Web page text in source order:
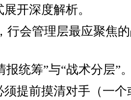
开深度解析。
行会管理层最应聚焦
报统筹”与“战术分层”
须提前摸清对手（一